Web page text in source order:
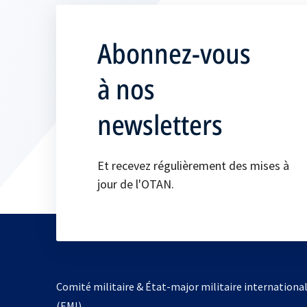
Abonnez-vous
à nos
newsletters
Et recevez régulièrement des mises à
jour de l'OTAN.
Comité militaire & État-major militaire international